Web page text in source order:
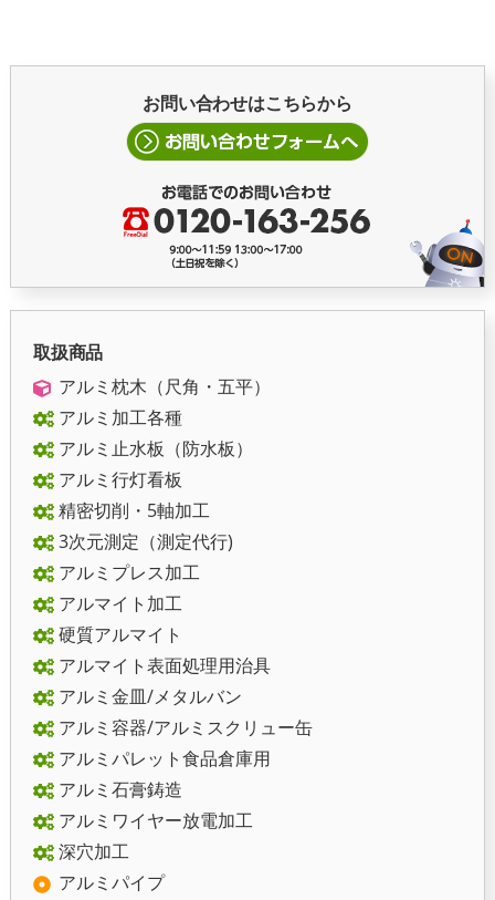
お問い合わせはこちらから
取扱商品
アルミ枕木（尺角・五平）
アルミ加工各種
アルミ止水板（防水板）
アルミ行灯看板
精密切削・5軸加工
3次元測定（測定代行)
アルミプレス加工
アルマイト加工
硬質アルマイト
アルマイト表面処理用治具
アルミ金皿/メタルバン
アルミ容器/アルミスクリュー缶
アルミパレット食品倉庫用
アルミ石膏鋳造
アルミワイヤー放電加工
深穴加工
アルミパイプ